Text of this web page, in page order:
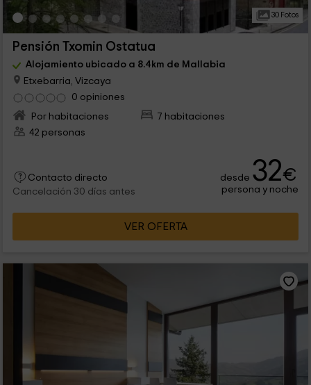
30 Fotos
Pensión Txomin Ostatua
Alojamiento ubicado a 8.4km de Mallabia
Etxebarria, Vizcaya
0 opiniones
Por habitaciones
7 habitaciones
42 personas
Contacto directo
Cancelación 30 días antes
desde 32€
persona y noche
VER OFERTA